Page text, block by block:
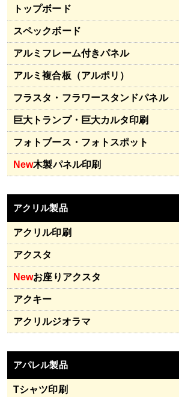
トップボード
スペックボード
アルミフレーム付きパネル
アルミ複合板（アルポリ）
フラスタ・フラワースタンドパネル
巨大トランプ・巨大カルタ印刷
フォトブース・フォトスポット
New木製パネル印刷
アクリル製品
アクリル印刷
アクスタ
Newお座りアクスタ
アクキー
アクリルジオラマ
アパレル製品
Tシャツ印刷